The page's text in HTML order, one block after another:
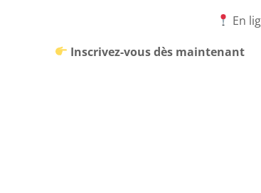
En
Inscrivez-vous dès maintenant